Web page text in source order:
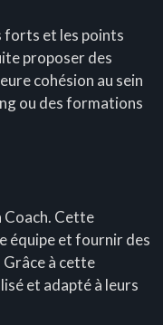
forts et les points
proposer des
cohésion au sein
ou des formations
Coach. Cette
équipe et fournir des
à cette
et adapté à leurs